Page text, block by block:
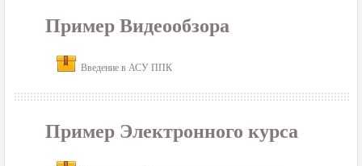
Пример Видеообзора
Введение в АСУ ППК
Пример Электронного курса